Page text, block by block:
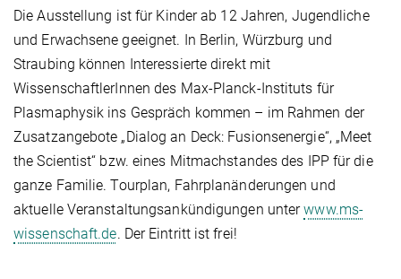
Die Ausstellung ist für Kinder ab 12 Jahren, Jugendliche
und Erwachsene geeignet. In Berlin, Würzburg und
Straubing können Interessierte direkt mit
WissenschaftlerInnen des Max-Planck-Instituts für
Plasmaphysik ins Gespräch kommen – im Rahmen der
Zusatzangebote „Dialog an Deck: Fusionsenergie“, „Meet
the Scientist“ bzw. eines Mitmachstandes des IPP für die
ganze Familie. Tourplan, Fahrplanänderungen und
aktuelle Veranstaltungsankündigungen unterwww.ms-
wissenschaft.de. Der Eintritt ist frei!